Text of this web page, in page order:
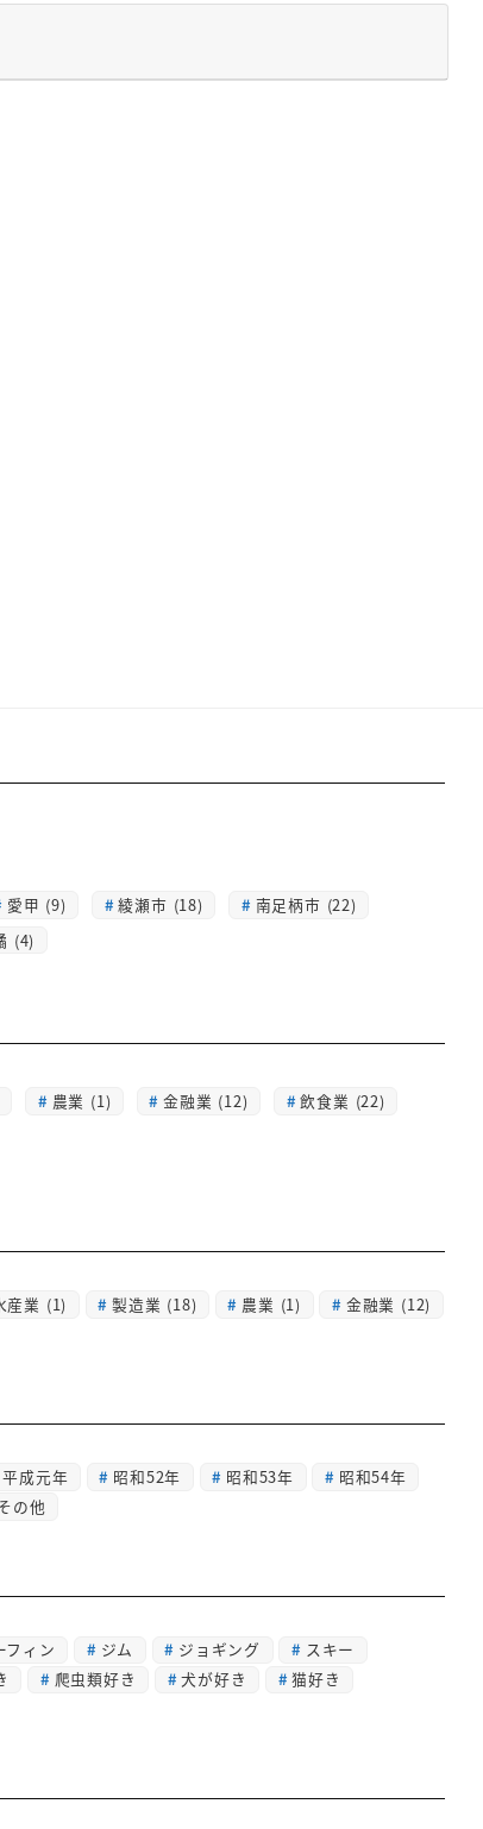
愛甲 (9) 綾瀬市 (18)
南足柄市 (22)
(4)
農業 (1) 金融業 (12)
飲食業 (22)
産業 (1) 製造業 (18) 農業 (1) 金融業 (12)
平成元年 昭和52年 昭和53年
昭和54年
の他
フィン ジム ジョギング
スキー
爬虫類好き 犬が好き
猫好き